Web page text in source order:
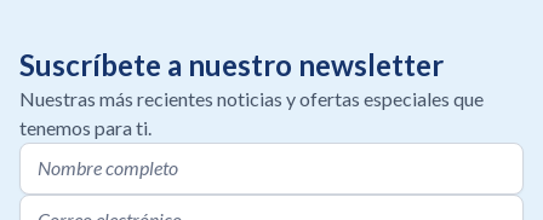
Suscríbete a nuestro newsletter
Nuestras más recientes noticias y ofertas especiales que
tenemos para ti.